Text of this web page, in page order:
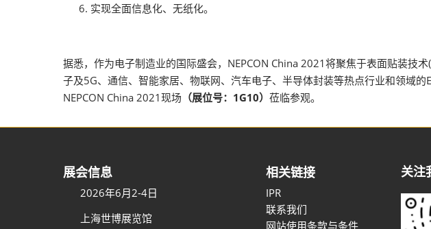
实现全面信息化、无纸化。
据悉，作为电子制造业的国际盛会，NEPCON China 2021将聚焦于表面贴装技
子及5G、通信、智能家居、物联网、汽车电子、半导体封装等热点行业和领域
NEPCON China 2021现场 （展位号：1G10） 莅临参观。
展会信息
2026年6月2-4日
上海世博展览馆
相关链接
IPR
联系我们
网站使用条款与条件
关注